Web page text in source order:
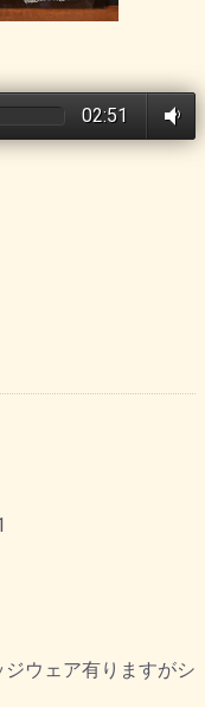
02:51
ウェア有りますがシ